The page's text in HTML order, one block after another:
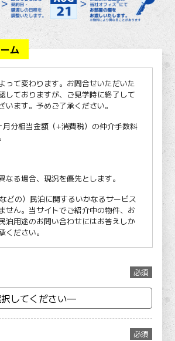
ム
必須
必須
って変わります。お問合せいただいた
しておりますが、ご見学時に終了して
います。予めご了承ください。
分相当金額（+消費税）の仲介手数料
る場合、現況を優先とします。
どの）民泊に関するいかなるサービス
せん。当サイトでご紹介中の物件、お
泊用途のお問い合わせにはお答えしか
ください。